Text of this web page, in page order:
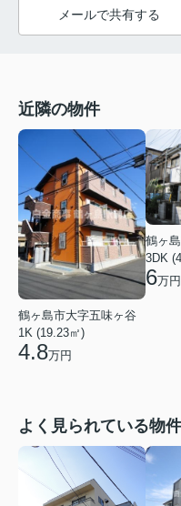
メールで共有する
近隣の物件
鶴ヶ島市大字五味ヶ谷
1K (19.23㎡)
4.8万円
鶴ヶ
3DK
6万円
よく見られている物件